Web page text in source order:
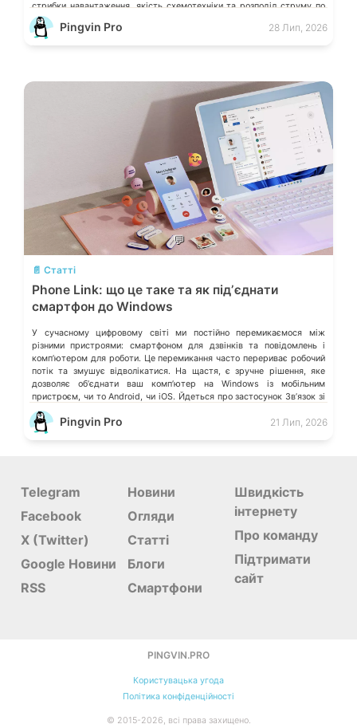
стрибки навантаження, якість схемотехніки та розподіл струму по
окремих лініях. Розберімо, які технічні параметри насправді
визначають надійність системи живлення та як правильно підібрати
Pingvin Pro 28 Лип, 2026
💬
📄 Статті
Phone Link: що це таке та як підʼєднати
смартфон до Windows
У сучасному цифровому світі ми постійно перемикаємося між
різними пристроями: смартфоном для дзвінків та повідомлень і
компʼютером для роботи. Це перемикання часто перериває робочий
потік та змушує відволікатися. На щастя, є зручне рішення, яке
дозволяє обʼєднати ваш компʼютер на Windows із мобільним
пристроєм, чи то Android, чи iOS. Йдеться про застосунок Звʼязок зі
смартфоном (Phone Link) від Microsoft, що перетворює ваш ПК на
своєрідний «міст» до функцій смартфона.
Pingvin Pro 21 Лип, 2026
Telegram
Facebook
X (Twitter)
Google Новини
RSS
Новини
Огляди
Статті
Блоги
Смартфони
Швидкість
інтернету
Про команду
Підтримати
сайт
PINGVIN.PRO
Користувацька угода
Політика конфіденційності
© 2015-2026, всі права захищено.